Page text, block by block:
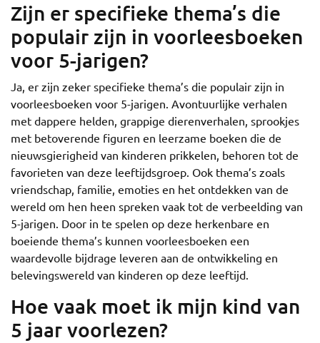
Zijn er specifieke thema’s die
populair zijn in voorleesboeken
voor 5-jarigen?
Ja, er zijn zeker specifieke thema’s die populair zijn in
voorleesboeken voor 5-jarigen. Avontuurlijke verhalen
met dappere helden, grappige dierenverhalen, sprookjes
met betoverende figuren en leerzame boeken die de
nieuwsgierigheid van kinderen prikkelen, behoren tot de
favorieten van deze leeftijdsgroep. Ook thema’s zoals
vriendschap, familie, emoties en het ontdekken van de
wereld om hen heen spreken vaak tot de verbeelding van
5-jarigen. Door in te spelen op deze herkenbare en
boeiende thema’s kunnen voorleesboeken een
waardevolle bijdrage leveren aan de ontwikkeling en
belevingswereld van kinderen op deze leeftijd.
Hoe vaak moet ik mijn kind van
5 jaar voorlezen?